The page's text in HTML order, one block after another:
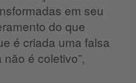
em seu
do que
é criada uma falsa
é coletivo”,